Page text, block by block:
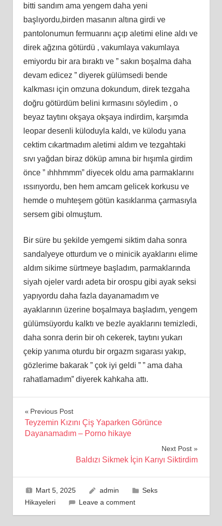
bitti sandım ama yengem daha yeni
başlıyordu,birden masanın altına girdi ve
pantolonumun fermuarını açıp aletimi eline aldı ve
direk ağzına götürdü , vakumlaya vakumlaya
emiyordu bir ara bıraktı ve ” sakın boşalma daha
devam edicez ” diyerek gülümsedi bende
kalkması için omzuna dokundum, direk tezgaha
doğru götürdüm belini kırmasını söyledim , o
beyaz taytını okşaya okşaya indirdim, karşımda
leopar desenli küloduyla kaldı, ve külodu yana
cektim cıkartmadım aletimi aldım ve tezgahtaki
sıvı yağdan biraz döküp amına bir hışımla girdim
önce ” ıhhhmmm” diyecek oldu ama parmaklarını
ıssırıyordu, ben hem amcam gelicek korkusu ve
hemde o muhteşem götün kasıklarıma çarmasıyla
sersem gibi olmuştum.
Bir süre bu şekilde yemgemi siktim daha sonra
sandalyeye otturdum ve o minicik ayaklarını elime
aldım sikime sürtmeye başladım, parmaklarında
siyah ojeler vardı adeta bir orospu gibi ayak seksi
yapıyordu daha fazla dayanamadım ve
ayaklarının üzerine boşalmaya başladım, yengem
gülümsüyordu kalktı ve bezle ayaklarını temizledi,
daha sonra derin bir oh cekerek, taytını yukarı
çekip yanıma oturdu bir orgazm sıgarası yakıp,
gözlerime bakarak ” çok iyi geldi ” ” ama daha
rahatlamadım” diyerek kahkaha attı.
Yazı
gezinmesi
Previous Post
Teyzemin Kızını Çiş Yaparken Görünce
Dayanamadım – Porno hikaye
Next Post
Baldızı Sikmek İçin Karıyı Siktirdim
Mart 5, 2025 admin
Seks
Hikayeleri
Leave a comment